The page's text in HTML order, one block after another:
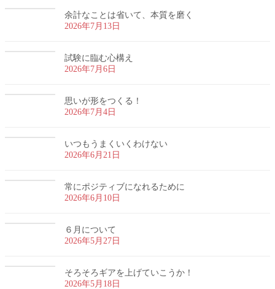
余計なことは省いて、本質を磨く
2026年7月13日
試験に臨む心構え
2026年7月6日
思いが形をつくる！
2026年7月4日
いつもうまくいくわけない
2026年6月21日
常にポジティブになれるために
2026年6月10日
６月について
2026年5月27日
そろそろギアを上げていこうか！
2026年5月18日